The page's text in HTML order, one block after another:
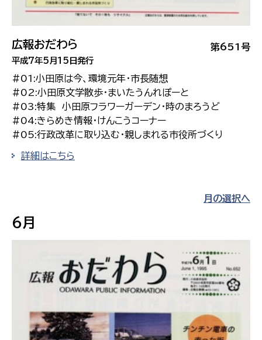
第651号
広報おだわら
平成7年5月15日発行
#01:小田原は今、環境元年・市長随想
#02:小田原文学散歩・まいたうんれぽーと
#03:特集 小田原フラワーガーデン・時のまろうど
#04:きらめき情報・けんこうコーナー
#05:行政改革に取り込む・親しまれる市役所づくり
詳細はこちら
月の選択へ
6月